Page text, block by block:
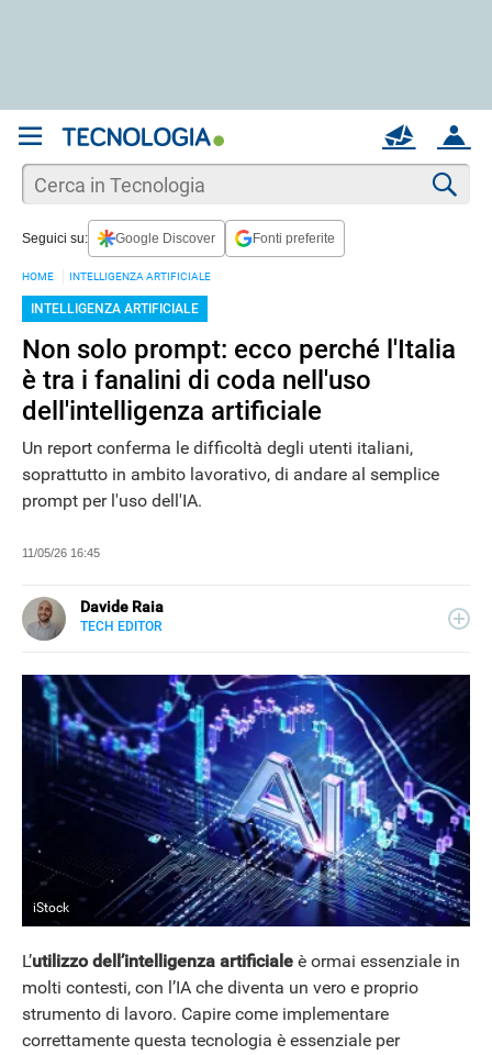
ACCOUNT
MAIL
Seguici su: Google Discover Fonti preferite
HOME INTELLIGENZA ARTIFICIALE
INTELLIGENZA ARTIFICIALE
Non solo prompt: ecco perché l'Italia
è tra i fanalini di coda nell'uso
dell'intelligenza artificiale
Un report conferma le difficoltà degli utenti italiani,
soprattutto in ambito lavorativo, di andare al semplice
prompt per l'uso dell'IA.
11/05/26 16:45
Davide Raia
TECH EDITOR
in tutte le sue forme. Appassionato di viaggi, vive tra
Napoli e la Grecia.
iStock
L’utilizzo dell’intelligenza artificiale è ormai essenziale in
molti contesti, con l’IA che diventa un vero e proprio
strumento di lavoro. Capire come implementare
correttamente questa tecnologia è essenziale per